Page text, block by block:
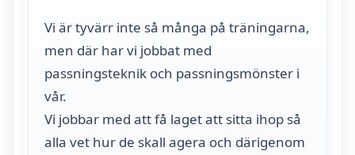
Vi är tyvärr inte så många på träningarna,
men där har vi jobbat med
passningsteknik och passningsmönster i
vår.
Vi jobbar med att få laget att sitta ihop så
alla vet hur de skall agera och därigenom